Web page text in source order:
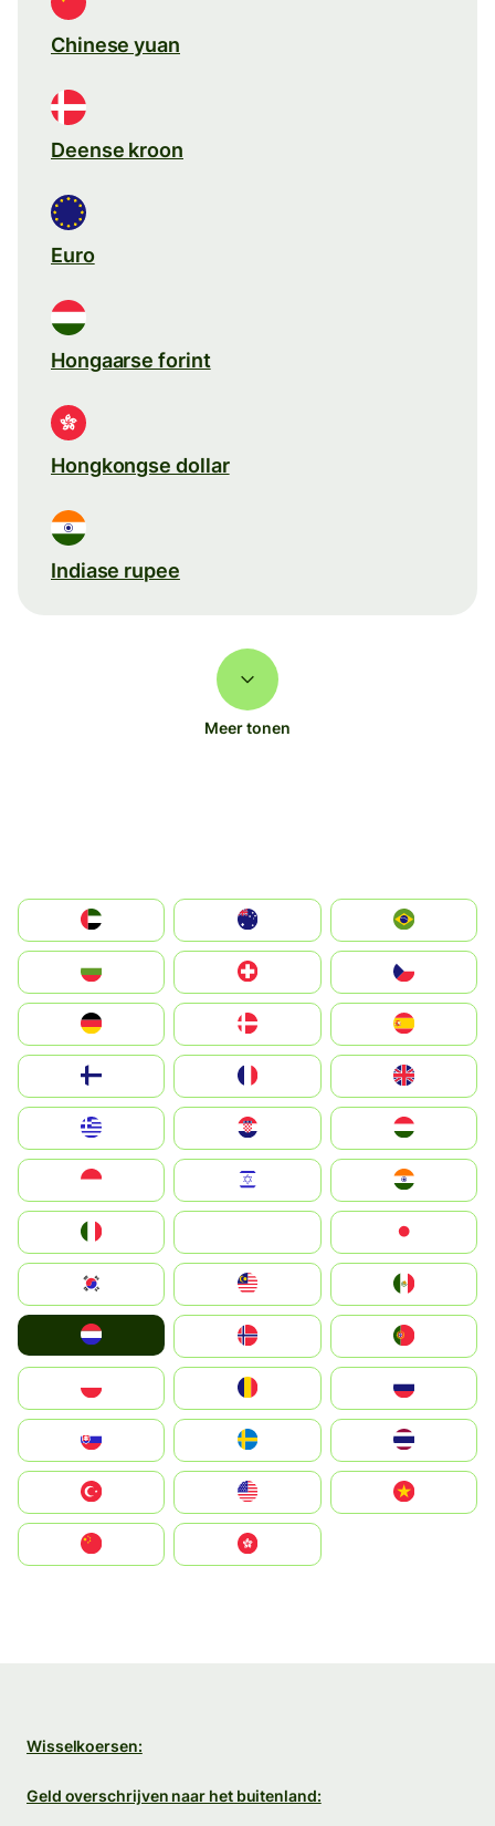
Chinese yuan
Deense kroon
Euro
Hongaarse forint
Hongkongse dollar
Indiase rupee
Meer tonen
الإمارات العربية المتحدة
Switzerland
Deutschland
United Kingdom
Magyarország
South Korea
United States
中國香港特別行政區
Wisselkoersen:
Geld overschrijven naar het buitenland: